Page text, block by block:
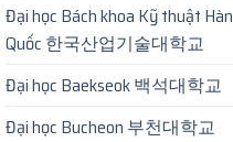
Đại học Bách khoa Kỹ thuật Hàn
Quốc 한국산업기술대학교
Đại học Baekseok 백석대학교
Đại học Bucheon 부천대학교